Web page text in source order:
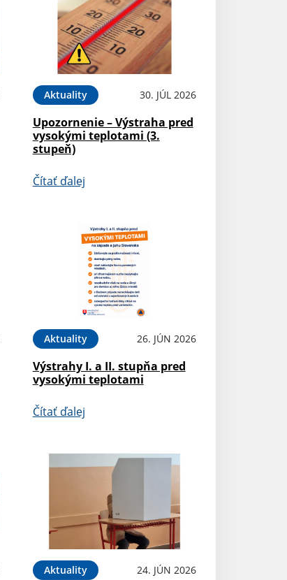
Aktuality 30. JÚL 2026
Upozornenie – Výstraha pred
vysokými teplotami (3.
stupeň)
Čítať ďalej
Aktuality 26. JÚN 2026
Výstrahy I. a II. stupňa pred
vysokými teplotami
Čítať ďalej
Aktuality 24. JÚN 2026